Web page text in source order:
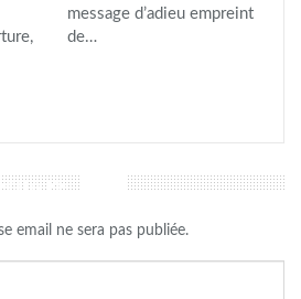
message d’adieu empreint
de…
email ne sera pas publiée.